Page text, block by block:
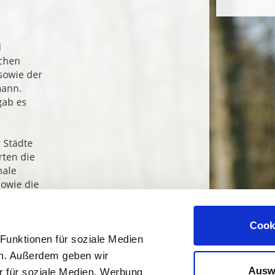
für soziale Medien
Außerdem geben wir
für soziale Medien, Werbung
der
es
die
die
und